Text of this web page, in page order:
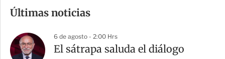
p
a
r
Últimas noticias
6 de agosto - 2:00 Hrs
El sátrapa saluda el diálogo